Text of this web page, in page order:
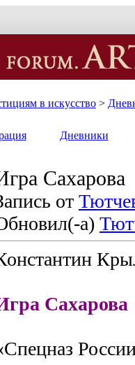
в искусство >
Дневники
Сахарова
от
а)
Сахарова